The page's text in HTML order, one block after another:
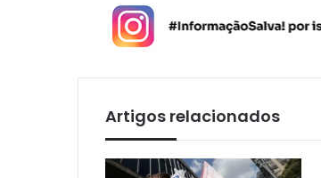
Artigos relacionados